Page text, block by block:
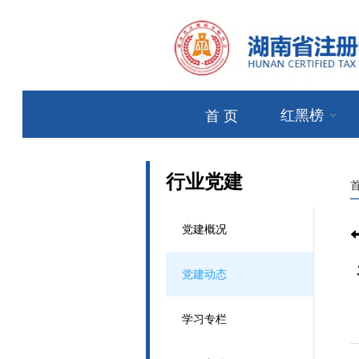
首 页 红黑榜
行业党建
党建概况
党建动态
学习专栏